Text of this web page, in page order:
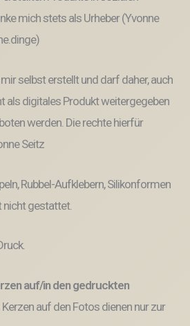
mich stets als Urheber (Yvonne
selbst erstellt und darf daher, auch
als digitales Produkt weitergegeben
werden. Die rechte hierfür
Seitz
Rubbel-Aufklebern, Silikonformen
gestattet.
auf/in den gedruckten
Kerzen auf den Fotos dienen nur zur